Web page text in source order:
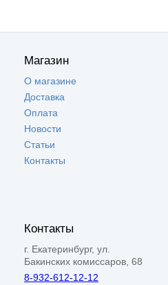
Магазин
О магазине
Доставка
Оплата
Новости
Статьи
Контакты
Контакты
г. Екатеринбург, ул.
Бакинских комиссаров, 68
8-932-612-12-12